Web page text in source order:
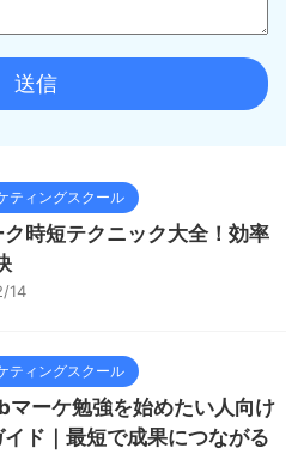
ティングスクール
時短テクニック大全！効率
14
ティングスクール
マーケ勉強を始めたい人向け
ド｜最短で成果につながる